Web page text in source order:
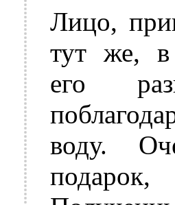
Лицо,
тут же, в
его
воду.